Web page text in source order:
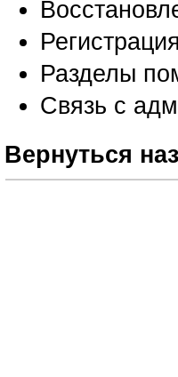
Разделы
Связь с
Вернуться